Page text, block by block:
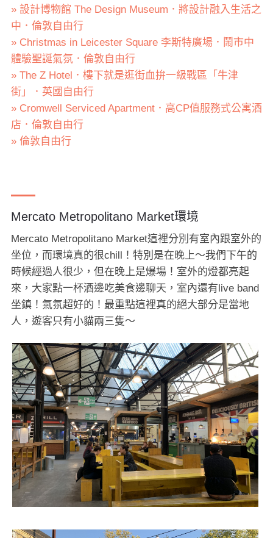
» 設計博物館 The Design Museum．將設計融入生活之
中．倫敦自由行
» Christmas in Leicester Square 李斯特廣場．鬧市中
體驗聖誕氣氛．倫敦自由行
» The Z Hotel．樓下就是逛街血拚一級戰區「牛津
街」．英國自由行
» Cromwell Serviced Apartment．高CP值服務式公寓酒
店．倫敦自由行
» 倫敦自由行
Mercato Metropolitano Market環境
Mercato Metropolitano Market這裡分別有室內跟室外的
坐位，而環境真的很chill！特別是在晚上～我們下午的
時候經過人很少，但在晚上是爆場！室外的燈都亮起
來，大家點一杯酒邊吃美食邊聊天，室內還有live band
坐鎮！氣氛超好的！最重點這裡真的絕大部分是當地
人，遊客只有小貓兩三隻～